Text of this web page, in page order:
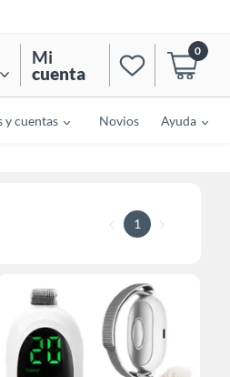
Mi
cuenta
0
y cuentas Novios Ayuda
1